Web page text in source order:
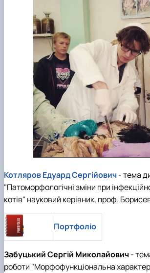
Котляров Едуард Сергійович - тема
"Патоморфологічні зміни при
котів" науковий керівник, проф.
Портфоліо
Забуцький Сергій Миколайович-
роботи "Морфофункціональна